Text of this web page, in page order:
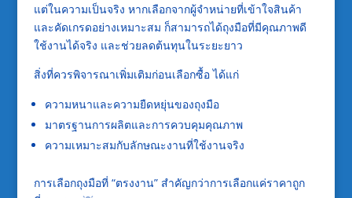
แต่ในความเป็นจริง หากเลือกจากผู้จำหน่ายที่เข้าใจสินค้า
และคัดเกรดอย่างเหมาะสม ก็สามารถได้ถุงมือที่มีคุณภาพดี
ใช้งานได้จริง และช่วยลดต้นทุนในระยะยาว
สิ่งที่ควรพิจารณาเพิ่มเติมก่อนเลือกซื้อ ได้แก่
ความหนาและความยืดหยุ่นของถุงมือ
มาตรฐานการผลิตและการควบคุมคุณภาพ
ความเหมาะสมกับลักษณะงานที่ใช้งานจริง
การเลือกถุงมือที่ “ตรงงาน” สำคัญกว่าการเลือกแค่ราคาถูก